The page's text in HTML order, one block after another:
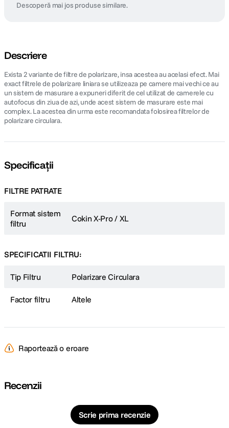
Descoperă mai jos produse similare.
Descriere
Exista 2 variante de filtre de polarizare, insa acestea au acelasi efect. Mai
exact filtrele de polarizare liniara se utilizeaza pe camere mai vechi ce au
un sistem de masurare a expuneri diferit de cel utilizat de camerele cu
autofocus din ziua de azi, unde acest sistem de masurare este mai
complex. La acestea din urma este recomandata folosirea filtrelor de
polarizare circulara.
Specificații
FILTRE PATRATE
Format sistem
filtru
Cokin X-Pro / XL
SPECIFICATII FILTRU:
Tip Filtru Polarizare Circulara
Factor filtru Altele
Raportează o eroare
Recenzii
Scrie prima recenzie